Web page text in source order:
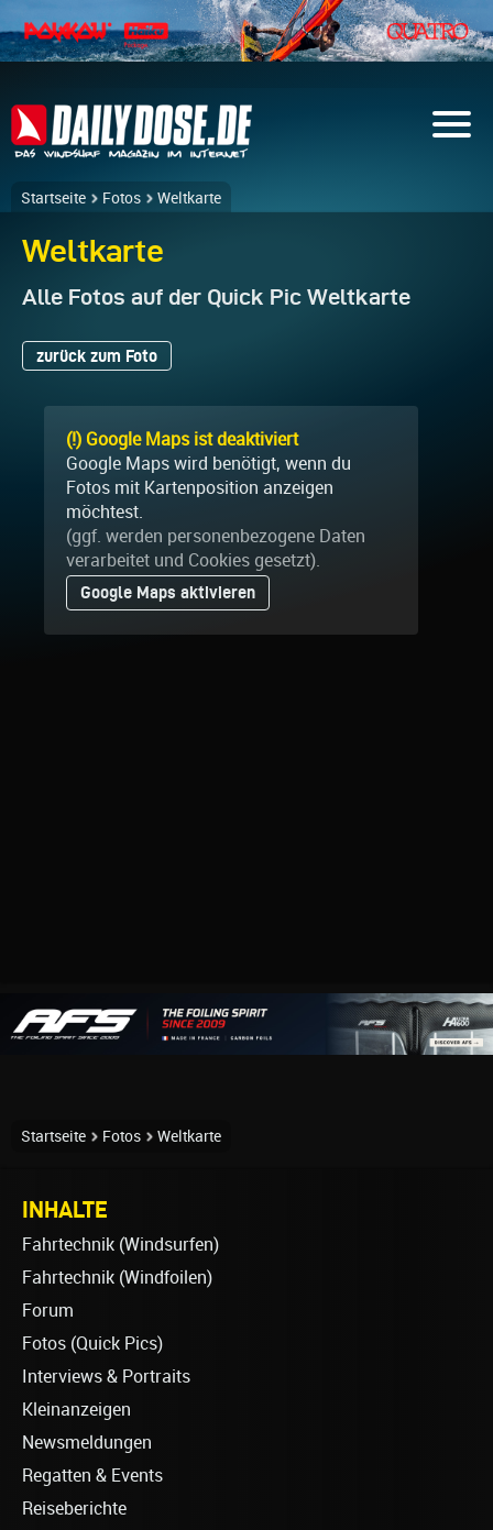
Startseite Fotos Weltkarte
Weltkarte
Alle Fotos auf der Quick Pic Weltkarte
zurück zum Foto
(!) Google Maps ist deaktiviert
Google Maps wird benötigt, wenn du
Fotos mit Kartenposition anzeigen
möchtest.
(ggf. werden personen­bezogene Daten
verarbeitet und Cookies gesetzt).
Google Maps aktivieren
Startseite Fotos Weltkarte
INHALTE
Fahrtechnik (Windsurfen)
Fahrtechnik (Windfoilen)
Forum
Fotos (Quick Pics)
Interviews & Portraits
Kleinanzeigen
Newsmeldungen
Regatten & Events
Reiseberichte